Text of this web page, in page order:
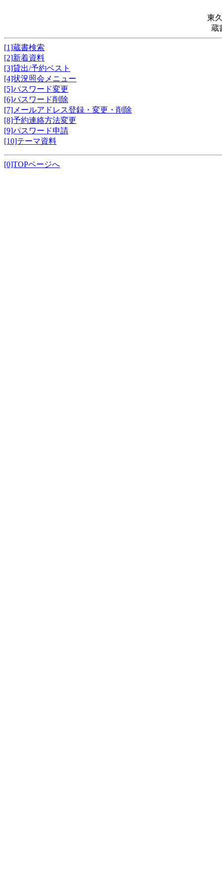
東
蔵
[1]蔵書検索
[2]新着資料
[3]貸出/予約ベスト
[4]状況照会メニュー
[5]パスワード変更
[6]パスワード削除
[7]メールアドレス登録・変更・削除
[8]予約連絡方法変更
[9]パスワード申請
[10]テーマ資料
[0]TOPページへ